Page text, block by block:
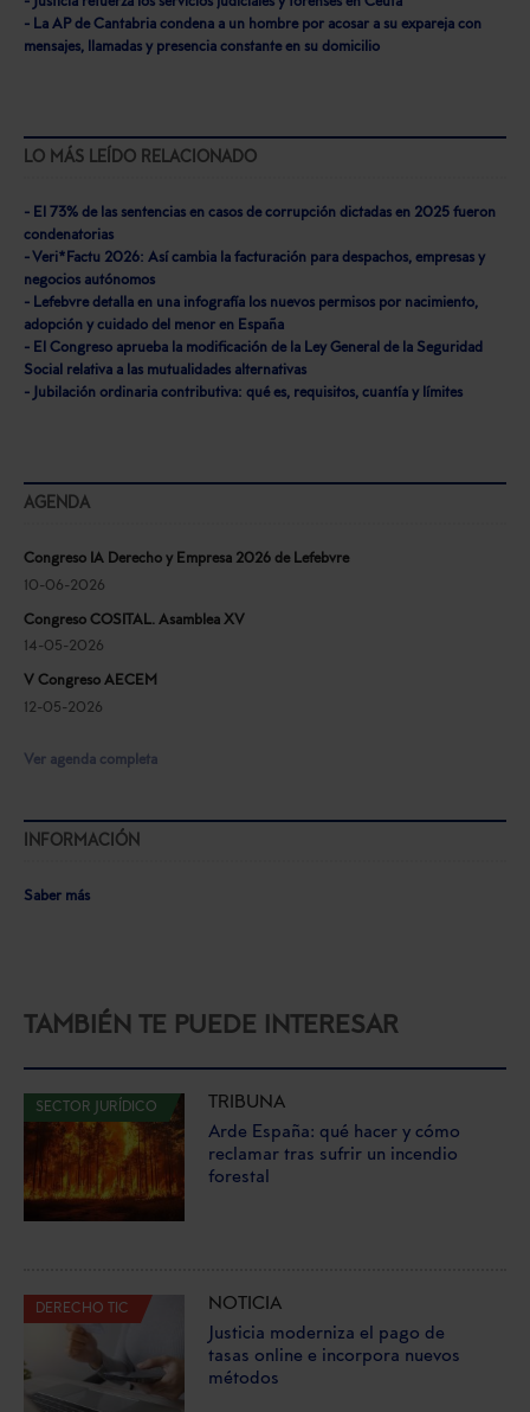
- La AP de Cantabria condena a un hombre por acosar a su expareja con
mensajes, llamadas y presencia constante en su domicilio
LO MÁS LEÍDO RELACIONADO
- El 73% de las sentencias en casos de corrupción dictadas en 2025 fueron
condenatorias
- Veri*Factu 2026: Así cambia la facturación para despachos, empresas y
negocios autónomos
- Lefebvre detalla en una infografía los nuevos permisos por nacimiento,
adopción y cuidado del menor en España
- El Congreso aprueba la modificación de la Ley General de la Seguridad
Social relativa a las mutualidades alternativas
- Jubilación ordinaria contributiva: qué es, requisitos, cuantía y límites
AGENDA
Congreso IA Derecho y Empresa 2026 de Lefebvre
10-06-2026
Congreso COSITAL. Asamblea XV
14-05-2026
V Congreso AECEM
12-05-2026
Ver agenda completa
INFORMACIÓN
Saber más
TAMBIÉN TE PUEDE INTERESAR
SECTOR JURÍDICO
TRIBUNA
Arde España: qué hacer y cómo
reclamar tras sufrir un incendio
forestal
DERECHO TIC
NOTICIA
Justicia moderniza el pago de
tasas online e incorpora nuevos
métodos